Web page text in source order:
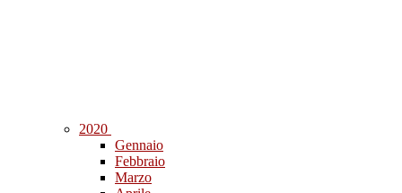
2020
Gennaio
Febbraio
Marzo